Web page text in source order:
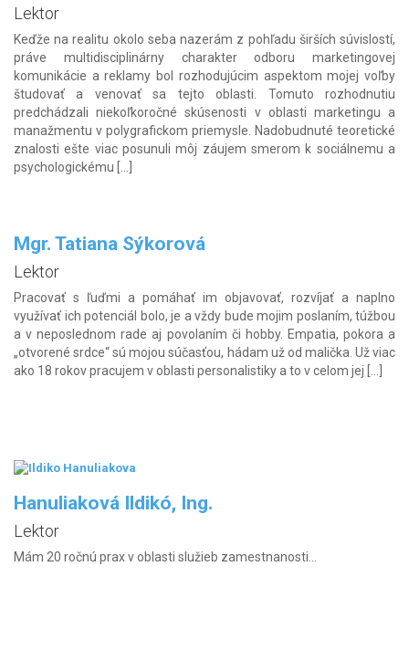
Lektor
Keďže na realitu okolo seba nazerám z pohľadu širších súvislostí,
práve multidisciplinárny charakter odboru marketingovej
komunikácie a reklamy bol rozhodujúcim aspektom mojej voľby
študovať a venovať sa tejto oblasti. Tomuto rozhodnutiu
predchádzali niekoľkoročné skúsenosti v oblasti marketingu a
manažmentu v polygrafickom priemysle. Nadobudnuté teoretické
znalosti ešte viac posunuli môj záujem smerom k sociálnemu a
psychologickému […]
Mgr. Tatiana Sýkorová
Lektor
Pracovať s ľuďmi a pomáhať im objavovať, rozvíjať a naplno
využívať ich potenciál bolo, je a vždy bude mojim poslaním, túžbou
a v neposlednom rade aj povolaním či hobby. Empatia, pokora a
„otvorené srdce“ sú mojou súčasťou, hádam už od malička. Už viac
ako 18 rokov pracujem v oblasti personalistiky a to v celom jej […]
Hanuliaková Ildikó, Ing.
Lektor
Mám 20 ročnú prax v oblasti služieb zamestnanosti...